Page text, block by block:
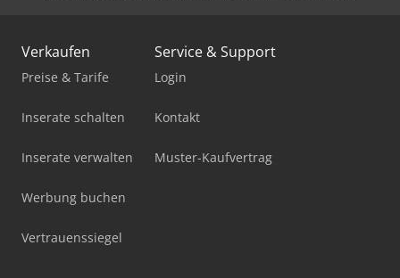
Verkaufen
Preise & Tarife
Inserate schalten
Inserate verwalten
Werbung buchen
Vertrauenssiegel
Service & Support
Login
Kontakt
Muster-Kaufvertrag